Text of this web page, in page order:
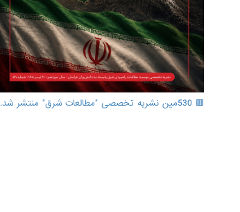
🟥 530مین نشریه تخصصی "مطالعات شرق" منتشر شد.